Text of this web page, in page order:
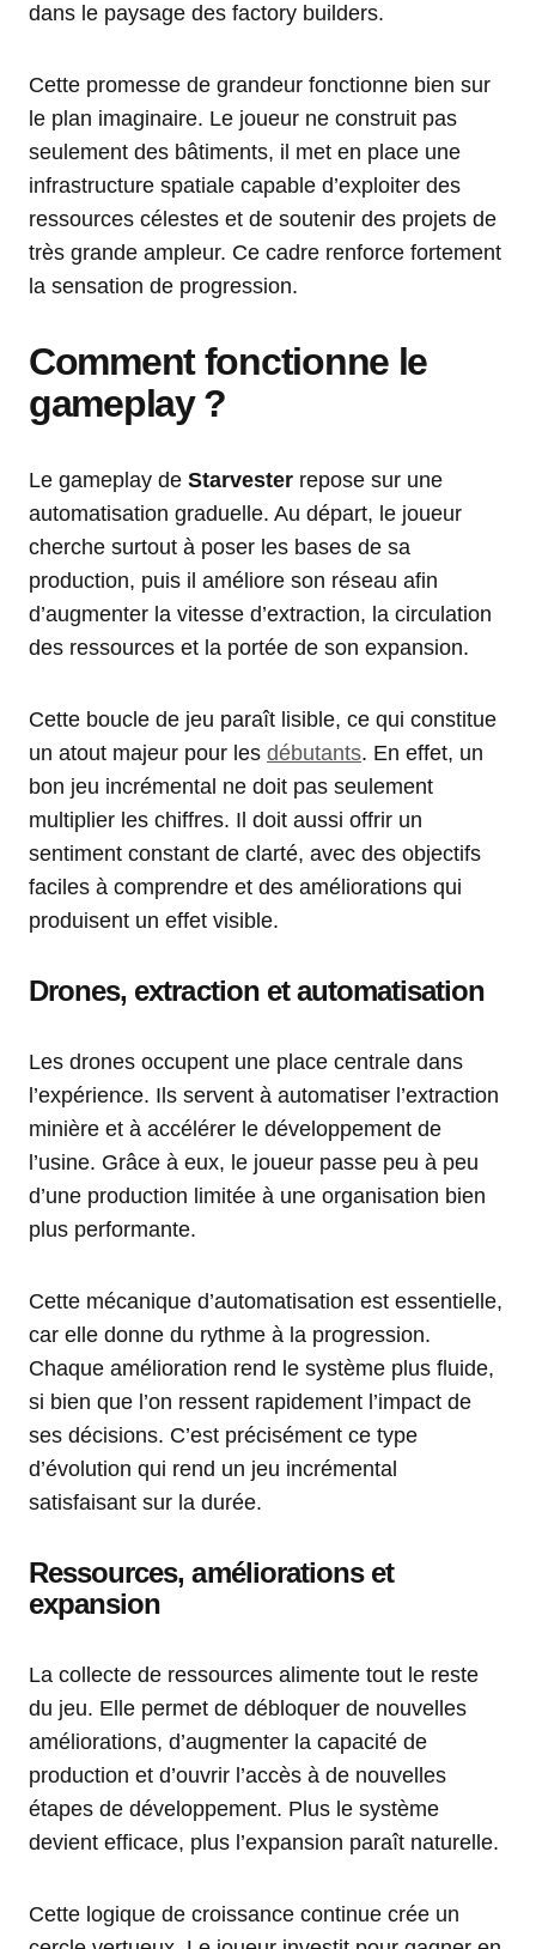
dans le paysage des factory builders.
Cette promesse de grandeur fonctionne bien sur
le plan imaginaire. Le joueur ne construit pas
seulement des bâtiments, il met en place une
infrastructure spatiale capable d’exploiter des
ressources célestes et de soutenir des projets de
très grande ampleur. Ce cadre renforce fortement
la sensation de progression.
Comment fonctionne le
gameplay ?
Le gameplay de Starvester repose sur une
automatisation graduelle. Au départ, le joueur
cherche surtout à poser les bases de sa
production, puis il améliore son réseau afin
d’augmenter la vitesse d’extraction, la circulation
des ressources et la portée de son expansion.
Cette boucle de jeu paraît lisible, ce qui constitue
un atout majeur pour les débutants. En effet, un
bon jeu incrémental ne doit pas seulement
multiplier les chiffres. Il doit aussi offrir un
sentiment constant de clarté, avec des objectifs
faciles à comprendre et des améliorations qui
produisent un effet visible.
Drones, extraction et automatisation
Les drones occupent une place centrale dans
l’expérience. Ils servent à automatiser l’extraction
minière et à accélérer le développement de
l’usine. Grâce à eux, le joueur passe peu à peu
d’une production limitée à une organisation bien
plus performante.
Cette mécanique d’automatisation est essentielle,
car elle donne du rythme à la progression.
Chaque amélioration rend le système plus fluide,
si bien que l’on ressent rapidement l’impact de
ses décisions. C’est précisément ce type
d’évolution qui rend un jeu incrémental
satisfaisant sur la durée.
Ressources, améliorations et
expansion
La collecte de ressources alimente tout le reste
du jeu. Elle permet de débloquer de nouvelles
améliorations, d’augmenter la capacité de
production et d’ouvrir l’accès à de nouvelles
étapes de développement. Plus le système
devient efficace, plus l’expansion paraît naturelle.
Cette logique de croissance continue crée un